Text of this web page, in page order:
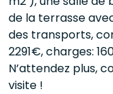
de la terrasse
des transports,
2291€, charges:
N’attendez plus,
visite !